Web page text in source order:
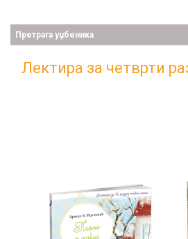
Претрага уџбеника
Лектира за четврти